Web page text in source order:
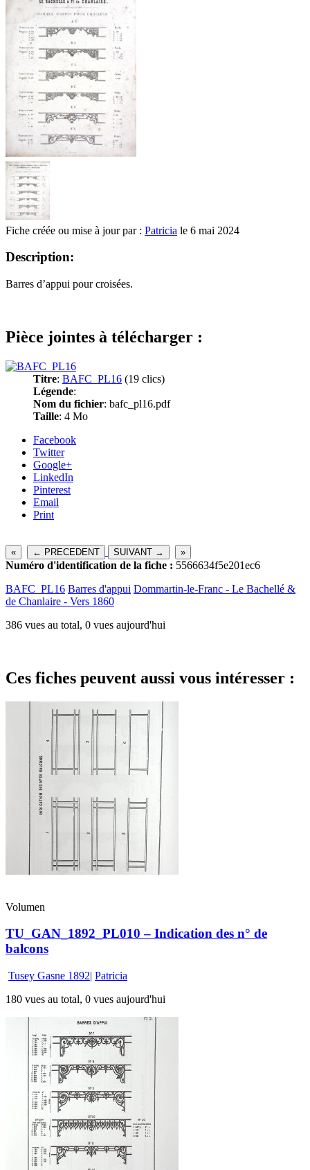
Fiche créée ou mise à jour par : Patricia le 6 mai 2024
Description:
Barres d’appui pour croisées.
Pièce jointes à télécharger :
Titre: BAFC_PL16 (19 clics)
Légende:
Nom du fichier: bafc_pl16.pdf
Taille: 4 Mo
Facebook
Twitter
Google+
LinkedIn
Pinterest
Email
Print
« ← PRECEDENT SUIVANT → »
Numéro d'identification de la fiche : 5566634f5e201ec6
BAFC_PL16 Barres d'appui Dommartin-le-Franc - Le Bachellé &
de Chanlaire - Vers 1860
386 vues au total, 0 vues aujourd'hui
Ces fiches peuvent aussi vous intéresser :
Volumen
TU_GAN_1892_PL010 – Indication des n° de
balcons
Tusey Gasne 1892| Patricia
180 vues au total, 0 vues aujourd'hui